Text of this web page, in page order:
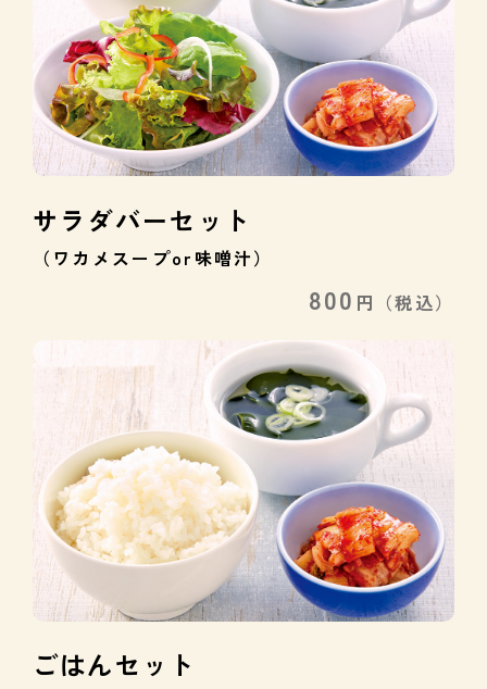
サラダバーセット
（ワカメスープor味噌汁）
800 円 （税込）
ごはんセット